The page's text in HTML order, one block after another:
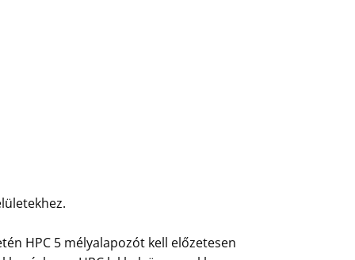
HPC 5 mélyalapozót kell előzetesen